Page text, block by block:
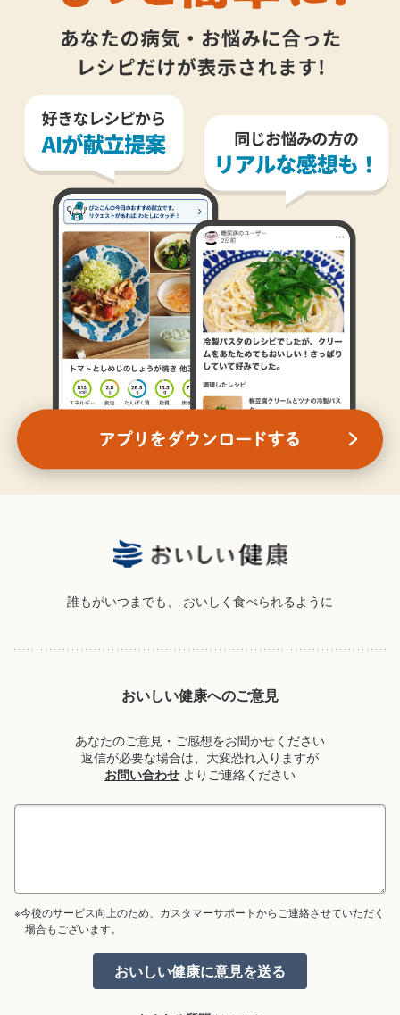
誰もがいつまでも、 おいしく食べられるように
おいしい健康へのご意見
あなたのご意見・ご感想をお聞かせください
返信が必要な場合は、大変恐れ入りますが
お問い合わせ よりご連絡ください
※今後のサービス向上のため、カスタマーサポートからご連絡させていただく
場合もございます。